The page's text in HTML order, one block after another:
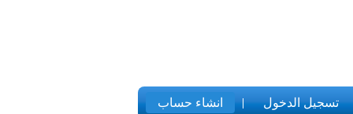
انشاء حساب تسجيل الدخول